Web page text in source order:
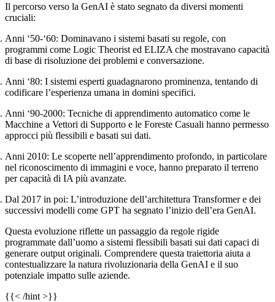
Il percorso verso la GenAI è stato segnato da diversi momenti
cruciali:
Anni ‘50-‘60: Dominavano i sistemi basati su regole, con
programmi come Logic Theorist ed ELIZA che mostravano capacità
di base di risoluzione dei problemi e conversazione.
Anni ‘80: I sistemi esperti guadagnarono prominenza, tentando di
codificare l’esperienza umana in domini specifici.
Anni ‘90-2000: Tecniche di apprendimento automatico come le
Macchine a Vettori di Supporto e le Foreste Casuali hanno permesso
approcci più flessibili e basati sui dati.
Anni 2010: Le scoperte nell’apprendimento profondo, in particolare
nel riconoscimento di immagini e voce, hanno preparato il terreno
per capacità di IA più avanzate.
Dal 2017 in poi: L’introduzione dell’architettura Transformer e dei
successivi modelli come GPT ha segnato l’inizio dell’era GenAI.
Questa evoluzione riflette un passaggio da regole rigide
programmate dall’uomo a sistemi flessibili basati sui dati capaci di
generare output originali. Comprendere questa traiettoria aiuta a
contestualizzare la natura rivoluzionaria della GenAI e il suo
potenziale impatto sulle aziende.
{{< /hint >}}